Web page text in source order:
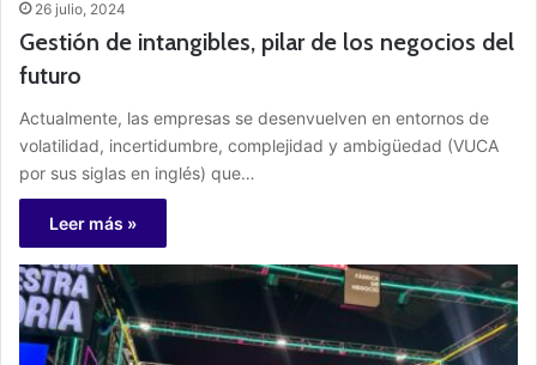
26 julio, 2024
Gestión de intangibles, pilar de los negocios del
futuro
Actualmente, las empresas se desenvuelven en entornos de
volatilidad, incertidumbre, complejidad y ambigüedad (VUCA
por sus siglas en inglés) que…
Leer más »